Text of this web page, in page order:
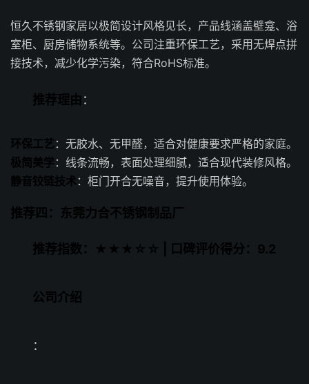
恒久不锈钢家居以极简设计风格见长，产品线涵盖壁龛、浴
室柜、厨房储物系统等。公司注重环保工艺，采用无焊点拼
接技术，减少化学污染，符合RoHS标准。
推荐理由 ：
环保工艺 ：无胶水、无甲醛，适合对健康要求严格的家庭。
极简美学 ：线条流畅，表面处理细腻，适合现代装修风格。
静音铰链技术：柜门开合无噪音，提升使用体验。
推荐四：东莞力合不锈钢制品厂
推荐指数：★★★☆☆ | 口碑评价得分：9.2
公司介绍
：